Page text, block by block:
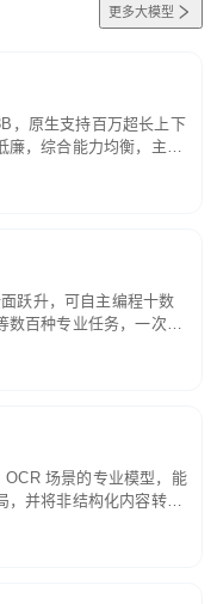
更多大模型
，原生支持百万超长上下
廉，综合能力均衡，主打
作、基础 RAG、批量
跃升，可自主编程十数
数百种专业任务，一次对
规划、执行与验证全流
长程任务中自主规划与
场景的专业模型，能
，并将非结构化内容转换